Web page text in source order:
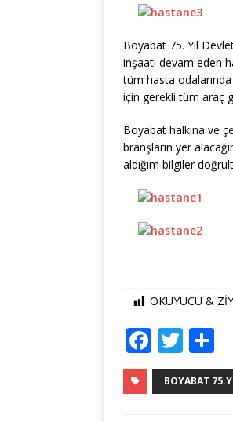
Boyabat 75. Yıl
inşaatı devam eden
tüm hasta
için gerekli tüm araç
Boyabat halkına ve
branşların yer
aldığım bilgiler
OKUYUCU &
F
a
c
T
w
it
h
BOYABAT